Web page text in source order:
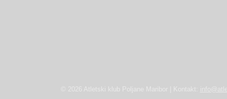
© 2026 Atletski klub Poljane Maribor | Kontakt: